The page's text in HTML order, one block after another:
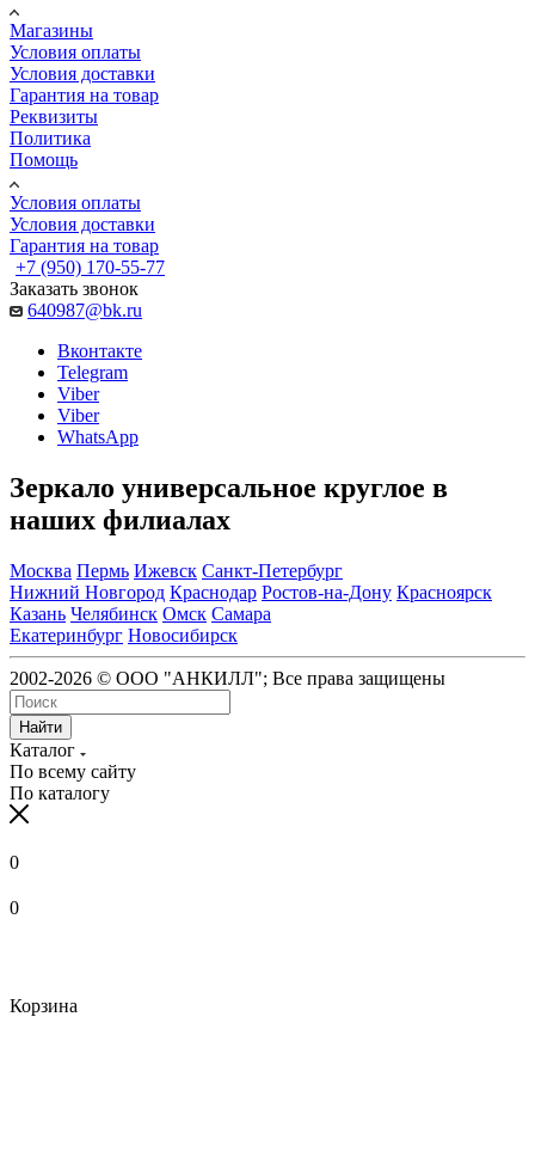
Магазины
Условия оплаты
Условия доставки
Гарантия на товар
Реквизиты
Политика
Помощь
Условия оплаты
Условия доставки
Гарантия на товар
+7 (950) 170-55-77
Заказать звонок
640987@bk.ru
Вконтакте
Telegram
Viber
Viber
WhatsApp
Зеркало универсальное круглое в
наших филиалах
Москва Пермь Ижевск Санкт-Петербург
Нижний Новгород Краснодар Ростов-на-Дону Красноярск
Казань Челябинск Омск Самара
Екатеринбург Новосибирск
2002-2026 © ООО "АНКИЛЛ"; Все права защищены
Найти
Каталог
По всему сайту
По каталогу
0
0
Корзина